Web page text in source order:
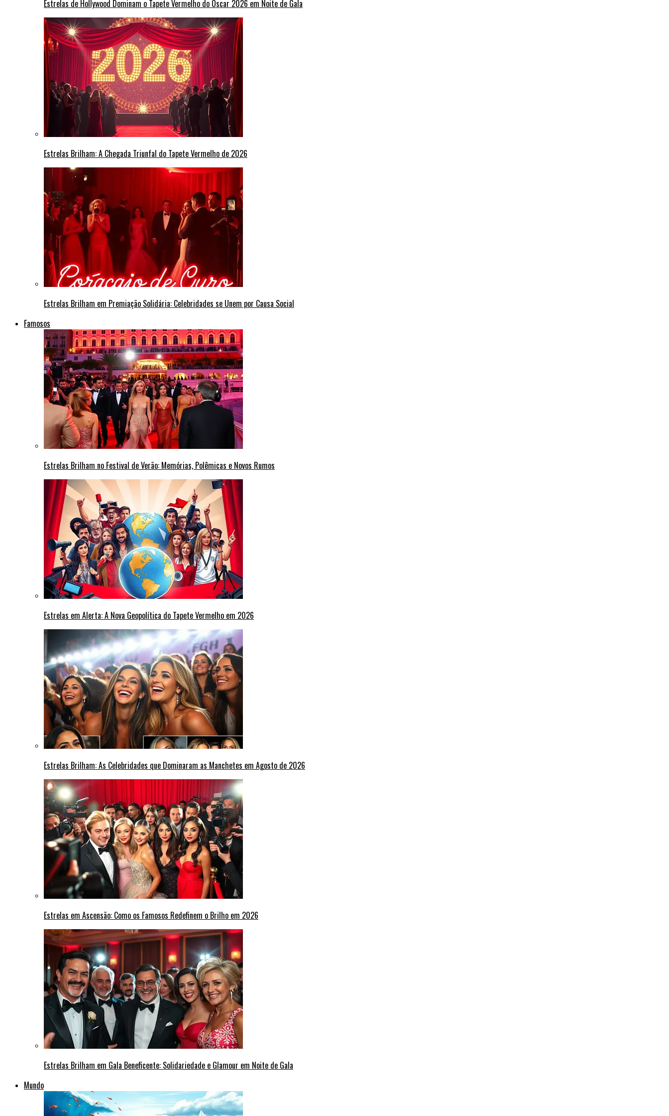
Estrelas de Hollywood Dominam o Tapete Vermelho do Oscar 2026 em Noite de Gala
Estrelas Brilham: A Chegada Triunfal do Tapete Vermelho de 2026
Estrelas Brilham em Premiação Solidária: Celebridades se Unem por Causa Social
Famosos
Estrelas Brilham no Festival de Verão: Memórias, Polêmicas e Novos Rumos
Estrelas em Alerta: A Nova Geopolítica do Tapete Vermelho em 2026
Estrelas Brilham: As Celebridades que Dominaram as Manchetes em Agosto de 2026
Estrelas em Ascensão: Como os Famosos Redefinem o Brilho em 2026
Estrelas Brilham em Gala Beneficente: Solidariedade e Glamour em Noite de Gala
Mundo